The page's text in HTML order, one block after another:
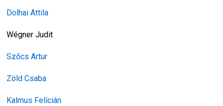
Dolhai Attila
Wégner Judit
Szőcs Artur
Zöld Csaba
Kalmus Felícián